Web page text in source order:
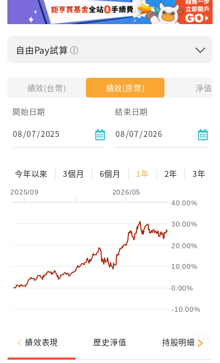
績效(台幣) 績效(原幣)
淨值
開始日期
結束日期
今年以來 3個月 6個月 1年 2年 3年
2025/09 2026/05
-10.00%
0.00%
10.00%
20.00%
30.00%
40.00%
自由Pay試算
每月Pay出方式
依金額
依比例
0% 年化自由Pay率
3年
試算
績效表現 歷史淨值 持股明細